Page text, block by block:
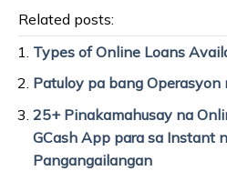
Related posts:
Types of Online Loans
Patuloy pa bang Operasyon
25+ Pinakamahusay na
GCash App para sa Instant
Pangangailangan